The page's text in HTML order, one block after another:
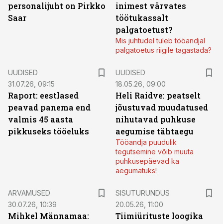
personalijuht on Pirkko
Saar
inimest värvates
töötukassalt
palgatoetust?
Mis juhtudel tuleb tööandjal
palgatoetus riigile tagastada?
UUDISED
31.07.26, 09:15
Raport: eestlased
peavad panema end
valmis 45 aasta
pikkuseks tööeluks
UUDISED
18.05.26, 09:00
Heli Raidve: peatselt
jõustuvad muudatused
nihutavad puhkuse
aegumise tähtaegu
Tööandja puudulik
tegutsemine võib muuta
puhkusepäevad ka
aegumatuks!
ARVAMUSED
30.07.26, 10:39
Mihkel Männamaa:
SISUTURUNDUS
20.05.26, 11:00
Tiimiürituste loogika